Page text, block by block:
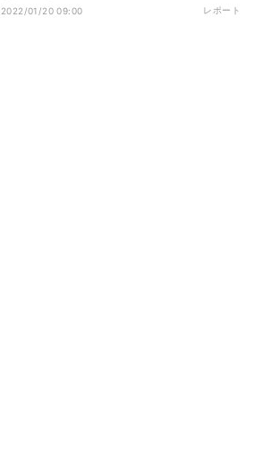
2022/01/20 09:00 レポート